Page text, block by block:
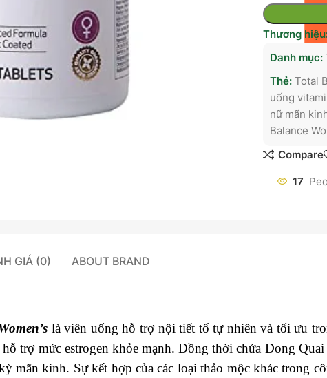
Thương
Danh mục:
Thẻ: Total
uống
nữ mãn
Balance
Compare
17
GIÁ (0) ABOUT BRAND
là viên uống hỗ trợ nội tiết tố tự nhiên và tối ưu
trợ mức estrogen khỏe mạnh. Đồng thời chứa Dong Quai
mãn kinh. Sự kết hợp của các loại thảo mộc khác trong